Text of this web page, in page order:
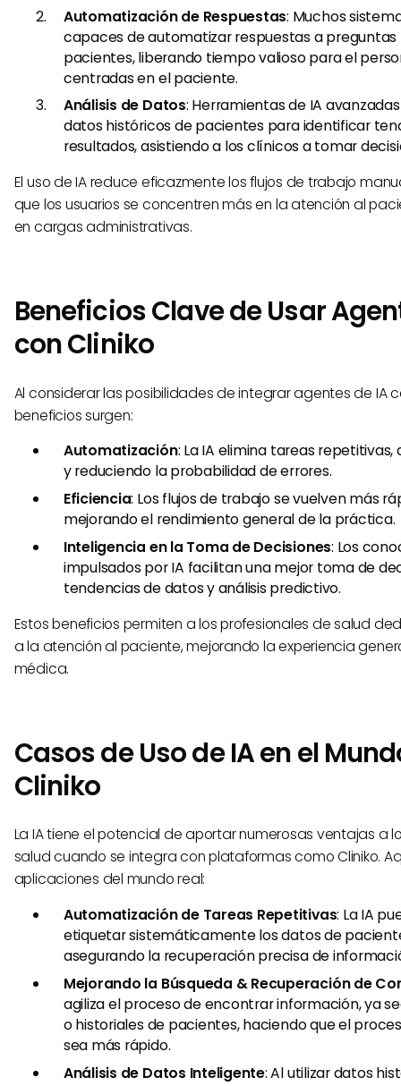
Automatización de Respuestas: Muchos
capaces de automatizar respuestas a
pacientes, liberando tiempo valioso para el
centradas en el paciente.
Análisis de Datos: Herramientas de IA
datos históricos de pacientes para identificar
resultados, asistiendo a los clínicos a tomar
El uso de IA reduce eficazmente los flujos de trabajo
que los usuarios se concentren más en la atención al
en cargas administrativas.
Beneficios Clave de Usar
con Cliniko
Al considerar las posibilidades de integrar agentes de IA
beneficios surgen:
Automatización: La IA elimina tareas
y reduciendo la probabilidad de errores.
Eficiencia: Los flujos de trabajo se vuelven más
mejorando el rendimiento general de la práctica.
Inteligencia en la Toma de Decisiones: Los
impulsados por IA facilitan una mejor toma de
tendencias de datos y análisis predictivo.
Estos beneficios permiten a los profesionales de salud
a la atención al paciente, mejorando la experiencia
médica.
Casos de Uso de IA en el
Cliniko
La IA tiene el potencial de aportar numerosas ventajas a
salud cuando se integra con plataformas como Cliniko.
aplicaciones del mundo real:
Automatización de Tareas Repetitivas: La IA
etiquetar sistemáticamente los datos de
asegurando la recuperación precisa de
Mejorando la Búsqueda & Recuperación de
agiliza el proceso de encontrar información, ya
o historiales de pacientes, haciendo que el
sea más rápido.
Análisis de Datos Inteligente: Al utilizar datos